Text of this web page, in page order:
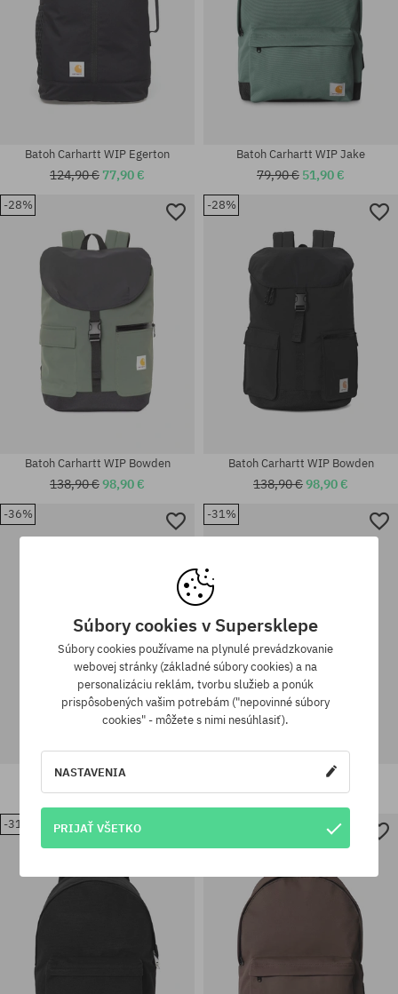
univerzálna veľkosť univerzálna veľkosť
Batoh Carhartt WIP Egerton
124,90 € 77,90 €
Batoh Carhartt WIP Jake
79,90 € 51,90 €
-28%
univerzálna veľkosť
Batoh Carhartt WIP Bowden
138,90 €98,90 €
-28%
Batoh Carhartt WIP Bowden
138,90 €98,90 €
-36%
Batoh Carhartt WIP Prescott
133,90 €84,90 €
-31%
Batoh Carhartt WIP Canvas
105,90 €72,90 €
-31%
Súbory cookies v Supersklepe
Súbory cookies používame na plynulé prevádzkovanie
webovej stránky (základné súbory cookies) a na
personalizáciu reklám, tvorbu služieb a ponúk
prispôsobených vašim potrebám ("nepovinné súbory
cookies" - môžete s nimi nesúhlasiť).
NASTAVENIA
PRIJAŤ VŠETKO